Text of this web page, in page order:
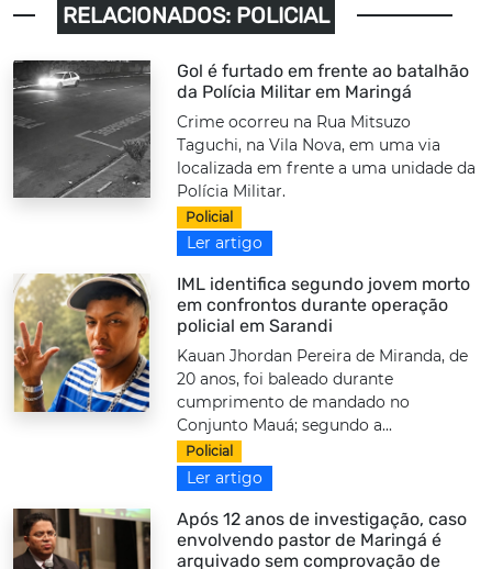
RELACIONADOS: POLICIAL
Gol é furtado em frente ao batalhão
da Polícia Militar em Maringá
Crime ocorreu na Rua Mitsuzo
Taguchi, na Vila Nova, em uma via
localizada em frente a uma unidade da
Polícia Militar.
Policial
Ler artigo
IML identifica segundo jovem morto
em confrontos durante operação
policial em Sarandi
Kauan Jhordan Pereira de Miranda, de
20 anos, foi baleado durante
cumprimento de mandado no
Conjunto Mauá; segundo a...
Policial
Ler artigo
Após 12 anos de investigação, caso
envolvendo pastor de Maringá é
arquivado sem comprovação de